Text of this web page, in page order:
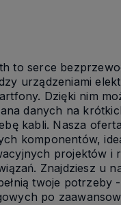
to serce
urządzeniami
Dzięki nim
danych na
kabli. Nasza
komponentów,
projektów i
Znajdziesz u
twoje potrzeby
po